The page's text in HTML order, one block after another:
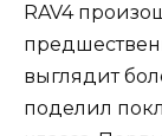
RAV4
выглядит
поделил